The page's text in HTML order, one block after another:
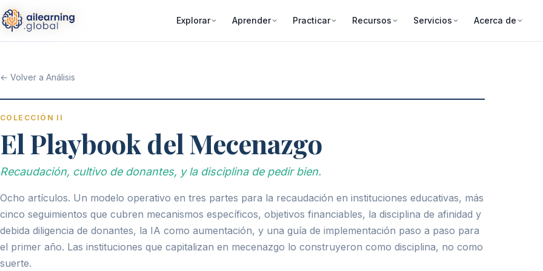
Explorar Aprender Practicar Recursos Servicios Acerca de
← Volver a Análisis
COLECCIÓN II
El Playbook del Mecenazgo
Recaudación, cultivo de donantes, y la disciplina de pedir bien.
Ocho artículos. Un modelo operativo en tres partes para la recaudación en instituciones educativas, más
cinco seguimientos que cubren mecanismos específicos, objetivos financiables, la disciplina de afinidad y
debida diligencia de donantes, la IA como aumentación, y una guía de implementación paso a paso para
el primer año. Las instituciones que capitalizan en mecenazgo lo construyeron como disciplina, no como
suerte.